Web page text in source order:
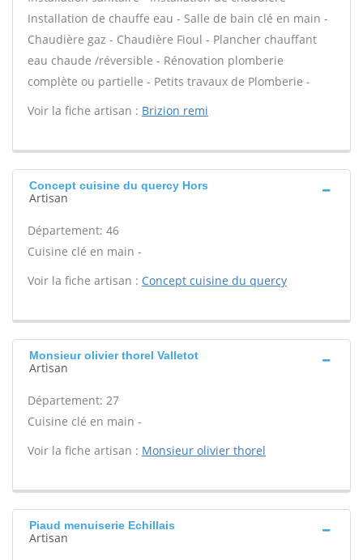
Installation de chauffe eau - Salle de bain clé en main -
Chaudière gaz - Chaudière Fioul - Plancher chauffant
eau chaude /réversible - Rénovation plomberie
complète ou partielle - Petits travaux de Plomberie -
Voir la fiche artisan : Brizion remi
Concept cuisine du quercy Hors
Artisan
Département: 46
Cuisine clé en main -
Voir la fiche artisan : Concept cuisine du quercy
Monsieur olivier thorel Valletot
Artisan
Département: 27
Cuisine clé en main -
Voir la fiche artisan : Monsieur olivier thorel
Piaud menuiserie Echillais
Artisan